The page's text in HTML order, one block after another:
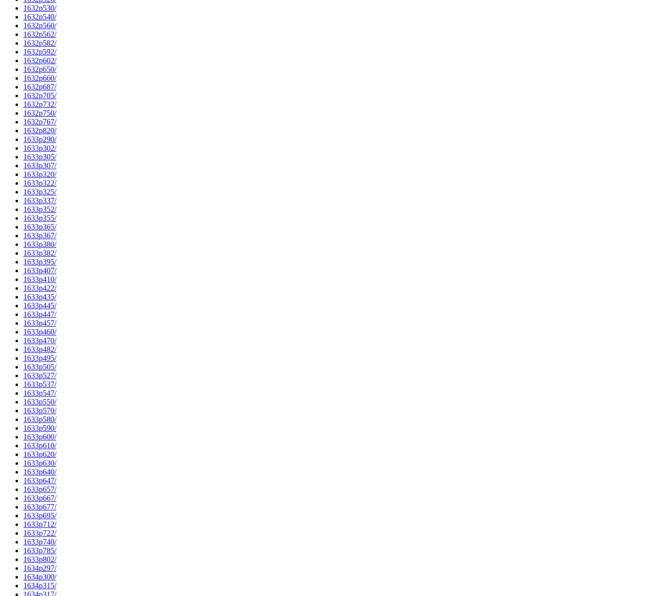
1632p530/
1632p540/
1632p560/
1632p562/
1632p582/
1632p592/
1632p602/
1632p650/
1632p660/
1632p687/
1632p705/
1632p732/
1632p750/
1632p767/
1632p820/
1633p290/
1633p302/
1633p305/
1633p307/
1633p320/
1633p322/
1633p325/
1633p337/
1633p352/
1633p355/
1633p365/
1633p367/
1633p380/
1633p382/
1633p395/
1633p407/
1633p410/
1633p422/
1633p435/
1633p445/
1633p447/
1633p457/
1633p460/
1633p470/
1633p482/
1633p495/
1633p505/
1633p527/
1633p537/
1633p547/
1633p550/
1633p570/
1633p580/
1633p590/
1633p600/
1633p610/
1633p620/
1633p630/
1633p640/
1633p647/
1633p657/
1633p667/
1633p677/
1633p695/
1633p712/
1633p722/
1633p740/
1633p785/
1633p802/
1634p297/
1634p300/
1634p315/
1634p317/